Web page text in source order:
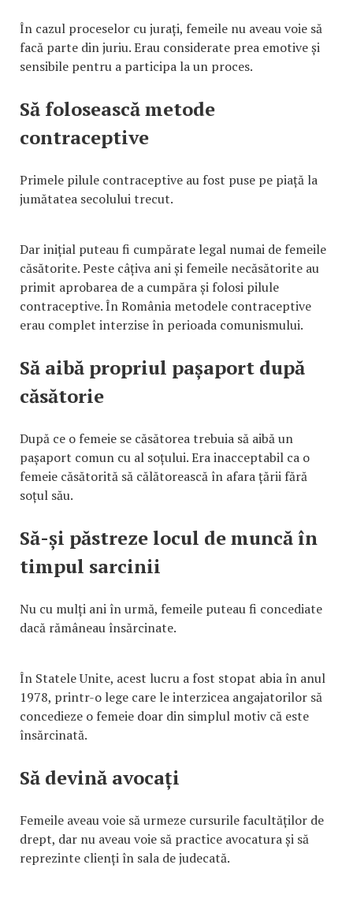
În cazul proceselor cu jurați, femeile nu aveau voie să
facă parte din juriu. Erau considerate prea emotive și
sensibile pentru a participa la un proces.
Să folosească metode
contraceptive
Primele pilule contraceptive au fost puse pe piață la
jumătatea secolului trecut.
Dar inițial puteau fi cumpărate legal numai de femeile
căsătorite. Peste câțiva ani și femeile necăsătorite au
primit aprobarea de a cumpăra și folosi pilule
contraceptive. În România metodele contraceptive
erau complet interzise în perioada comunismului.
Să aibă propriul pașaport după
căsătorie
După ce o femeie se căsătorea trebuia să aibă un
pașaport comun cu al soțului. Era inacceptabil ca o
femeie căsătorită să călătorească în afara țării fără
soțul său.
Să-și păstreze locul de muncă în
timpul sarcinii
Nu cu mulți ani în urmă, femeile puteau fi concediate
dacă rămâneau însărcinate.
În Statele Unite, acest lucru a fost stopat abia în anul
1978, printr-o lege care le interzicea angajatorilor să
concedieze o femeie doar din simplul motiv că este
însărcinată.
Să devină avocați
Femeile aveau voie să urmeze cursurile facultăților de
drept, dar nu aveau voie să practice avocatura și să
reprezinte clienți în sala de judecată.